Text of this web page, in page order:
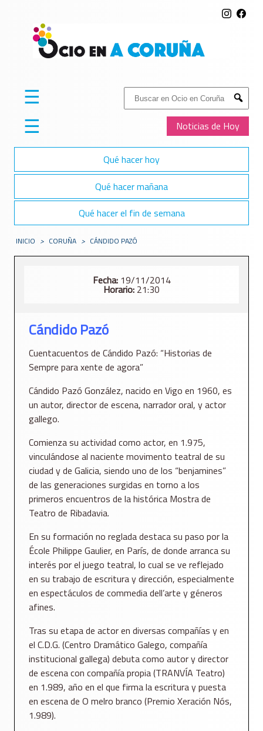
Buscar:
Submit
Noticias de Hoy
☰
☰
Qué hacer hoy
Qué hacer mañana
Qué hacer el fin de semana
INICIO > CORUÑA > CÁNDIDO PAZÓ
Fecha:19/11/2014
Horario: 21:30
Cándido Pazó
Cuentacuentos de Cándido Pazó: “Historias de
Sempre para xente de agora”
Cándido Pazó González, nacido en Vigo en 1960, es
un autor, director de escena, narrador oral, y actor
gallego.
Comienza su actividad como actor, en 1.975,
vinculándose al naciente movimento teatral de su
ciudad y de Galicia, siendo uno de los “benjamines”
de las generaciones surgidas en torno a los
primeros encuentros de la histórica Mostra de
Teatro de Ribadavia.
En su formación no reglada destaca su paso por la
École Philippe Gaulier, en París, de donde arranca su
interés por el juego teatral, lo cual se ve reflejado
en su trabajo de escritura y dirección, especialmente
en espectáculos de commedia dell’arte y géneros
afines.
Tras su etapa de actor en diversas compañías y en
el C.D.G. (Centro Dramático Galego, compañía
institucional gallega) debuta como autor y director
de escena con compañía propia (TRANVÍA Teatro)
en 1.989, año en el que firma la escritura y puesta
en escena de O melro branco (Premio Xeración Nós,
1.989).